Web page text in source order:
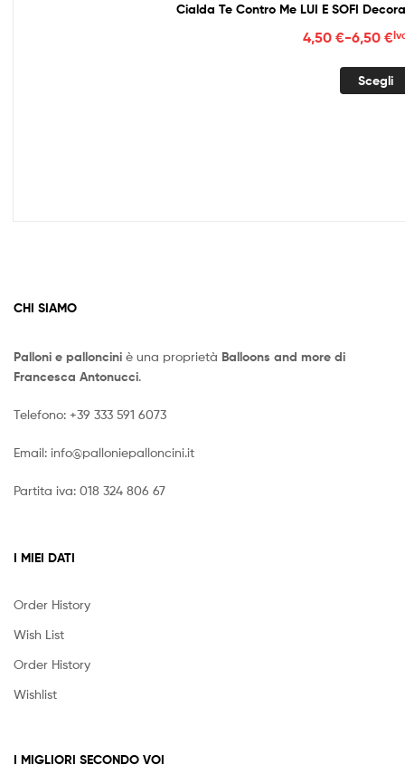
Cialda Te Contro Me LUI E SOFI
4,50 €-6,50 €
Scegli
CHI SIAMO
Palloni e palloncini è una proprietà Balloons and more di
Francesca Antonucci.
Telefono: +39 333 591 6073
Email: info@palloniepalloncini.it
Partita iva: 018 324 806 67
I MIEI DATI
Order History
Wish List
Order History
Wishlist
I MIGLIORI SECONDO VOI